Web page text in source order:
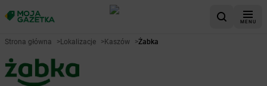
MENU
Strona główna >Lokalizacje >Kaszów >Żabka